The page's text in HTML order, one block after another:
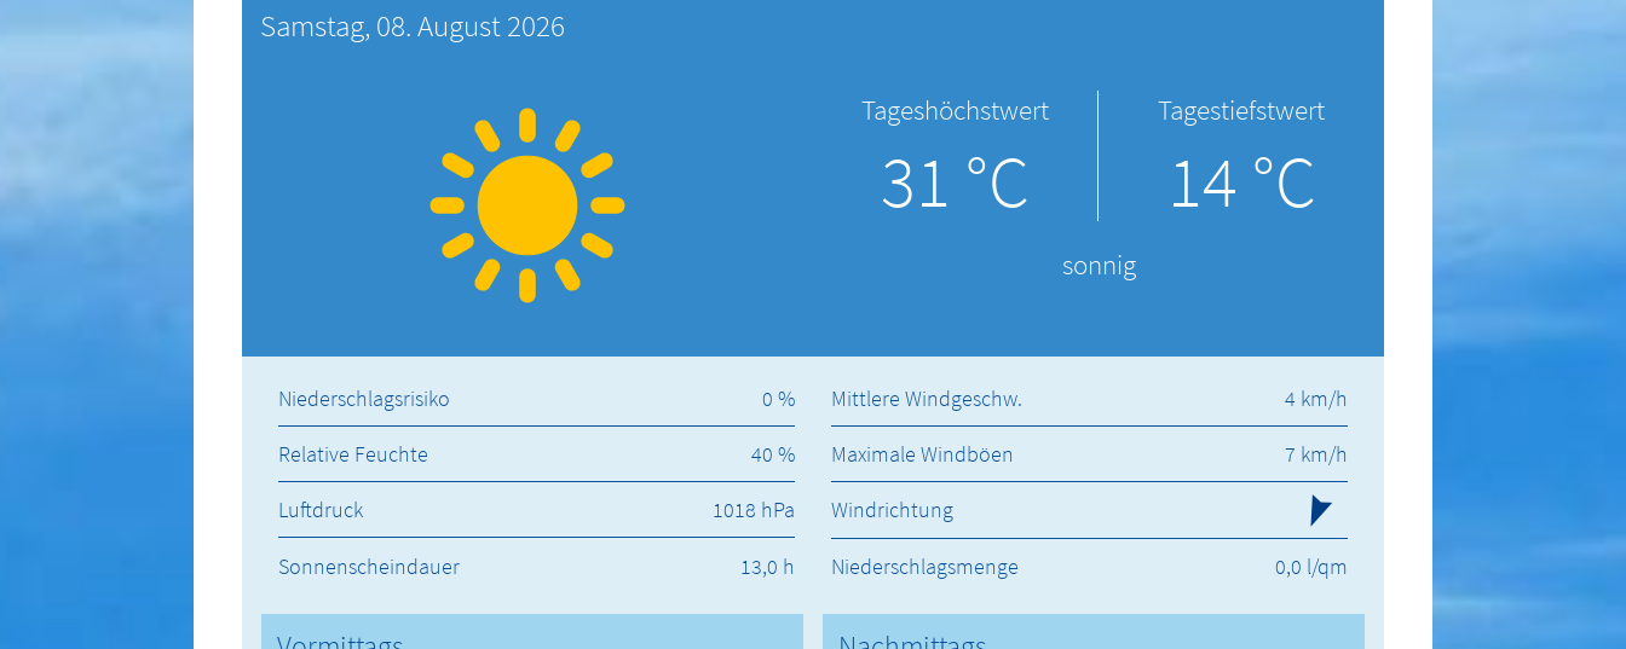
Samstag, 08. August 2026
Tageshöchstwert
31 °C
Tagestiefstwert
14 °C
sonnig
Niederschlagsrisiko 0 % Mittlere Windgeschw.
4 km/h
Relative Feuchte
40 % Maximale Windböen
7 km/h
Luftdruck
1018 hPa Windrichtung
Sonnenscheindauer 13,0 h Niederschlagsmenge 0,0 l/qm